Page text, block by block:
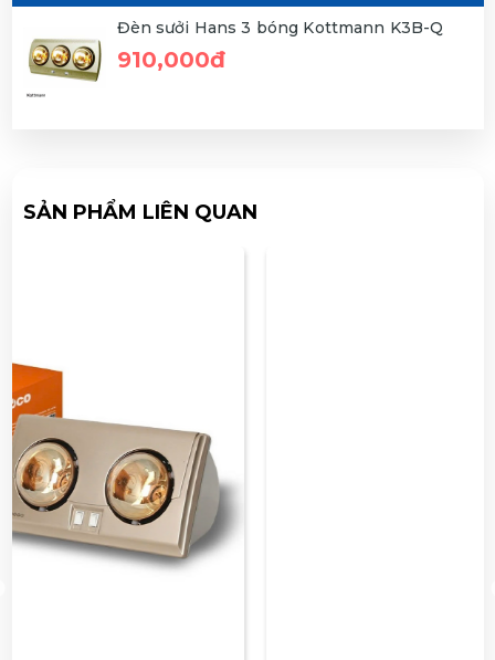
Đèn sưởi Hans 3 bóng Kottmann K3B-Q
910,000đ
SẢN PHẨM LIÊN QUAN